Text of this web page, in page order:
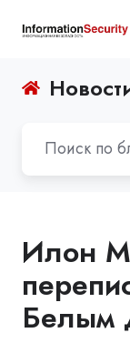
Илон
Белым